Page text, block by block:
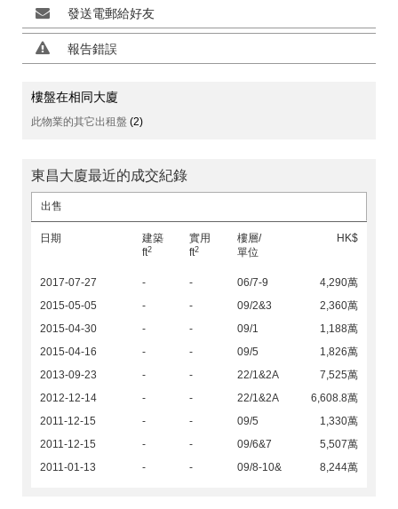
發送電郵給好友
報告錯誤
樓盤在相同大廈
此物業的其它出租盤 (2)
東昌大廈最近的成交紀錄
出售
日期
建築
ft2
實用
ft2
樓層/
單位
HK$
2017-07-27 - - 06/7-9
4,290萬
2015-05-05
- - 09/2&3
2,360萬
2015-04-30
- - 09/1
1,188萬
2015-04-16
- - 09/5
1,826萬
2013-09-23
- - 22/1&2A
7,525萬
2012-12-14
- - 22/1&2A
6,608.8萬
2011-12-15
- - 09/5
1,330萬
2011-12-15
- - 09/6&7
5,507萬
2011-01-13
- - 09/8-10& 8,244萬